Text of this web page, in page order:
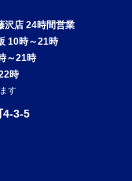
店 24時間営業
10時～21時
～21時
時
す
4-3-5